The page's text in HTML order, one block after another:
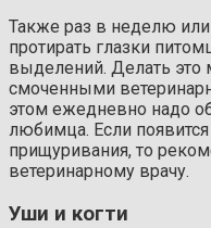
Также раз в неделю
протирать глазки
выделений. Делать
смоченными
этом ежедневно надо
любимца. Если
прищуривания, то
ветеринарному врачу.
Уши и когти